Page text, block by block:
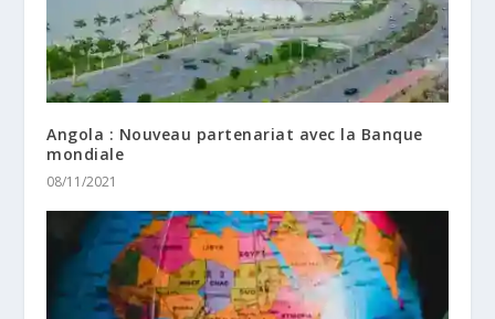
Angola : Nouveau partenariat avec la Banque
mondiale
08/11/2021